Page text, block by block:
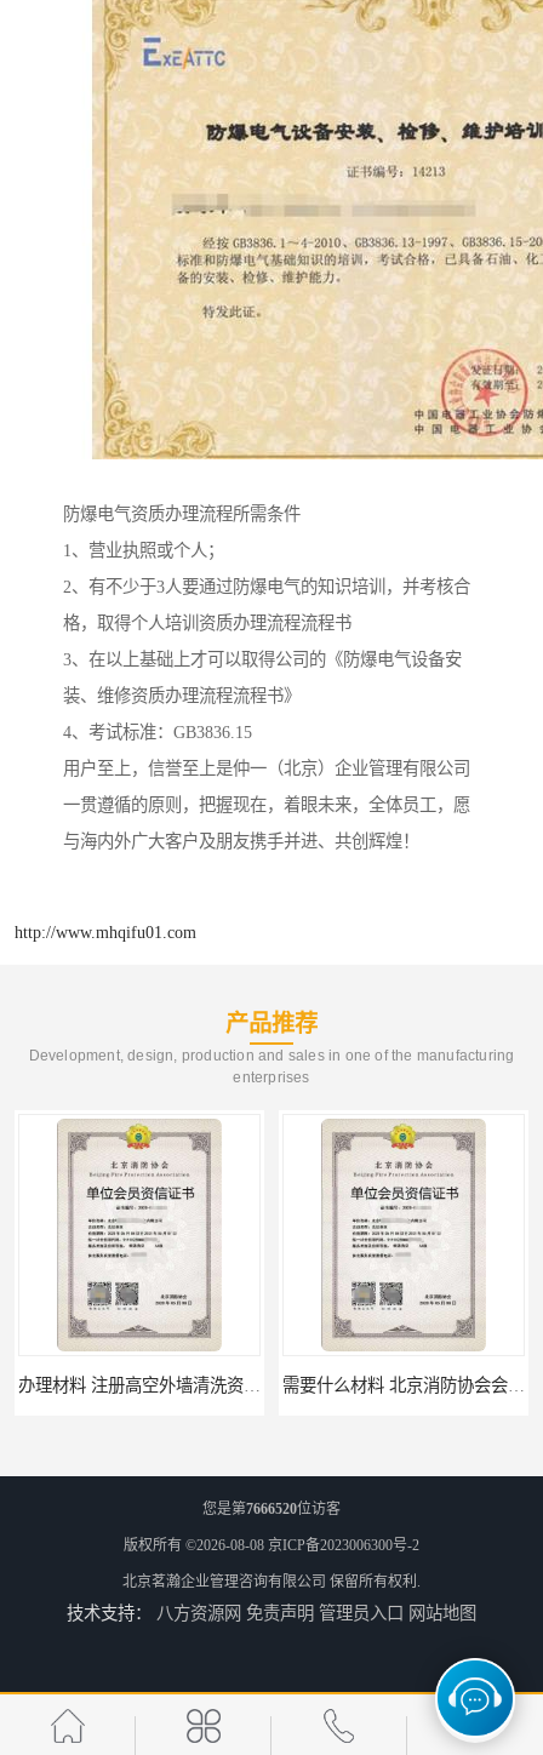
防爆电气资质办理流程所需条件
1、营业执照或个人；
2、有不少于3人要通过防爆电气的知识培训，并考核合
格，取得个人培训资质办理流程流程书
3、在以上基础上才可以取得公司的《防爆电气设备安
装、维修资质办理流程流程书》
4、考试标准：GB3836.15
用户至上，信誉至上是仲一（北京）企业管理有限公司
一贯遵循的原则，把握现在，着眼未来，全体员工，愿
与海内外广大客户及朋友携手并进、共创辉煌！
http://www.mhqifu01.com
产品推荐
Development, design, production and sales in one of the manufacturing
enterprises
办理材料 注册高空外墙清洗资质所需材料 需要什么材料 北京消防协会会员证有什么要求
材料攻略 注册北京消防协会资质的资料 全国都可以 北京消防协会会员证申请手续
您是第7666520位访客
版权所有 ©2026-08-08 京ICP备2023006300号-2
北京茗瀚企业管理咨询有限公司 保留所有权利.
技术支持： 八方资源网 免责声明 管理员入口 网站地图